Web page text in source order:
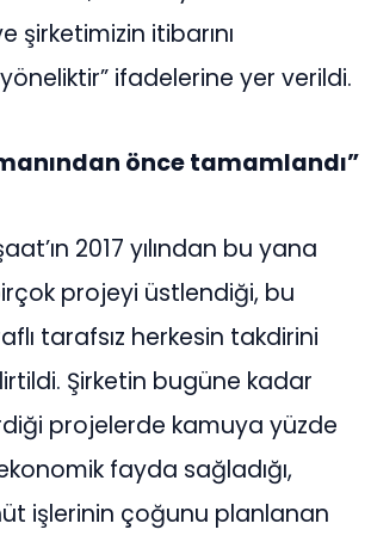
şirketimizin itibarını
ifadelerine yer verildi.
önce tamamlandı”
2017 yılından bu yana
projeyi üstlendiği, bu
tarafsız herkesin takdirini
Şirketin bugüne kadar
projelerde kamuya yüzde
fayda sağladığı,
işlerinin çoğunu planlanan